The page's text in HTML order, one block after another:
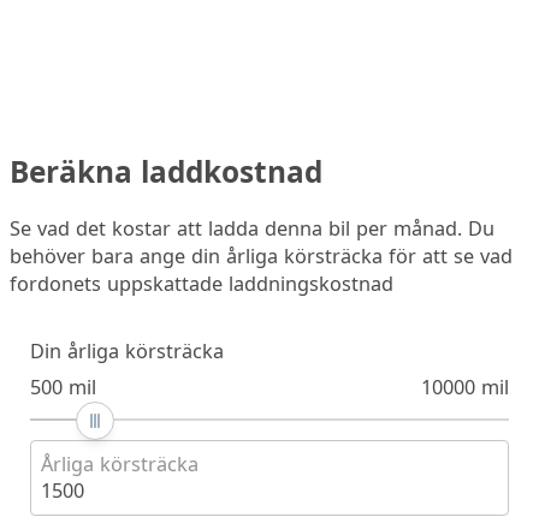
Beräkna laddkostnad
Se vad det kostar att ladda denna bil per månad. Du
behöver bara ange din årliga körsträcka för att se vad
fordonets uppskattade laddningskostnad
Din årliga körsträcka
500 mil
10000 mil
Årliga körsträcka
1500